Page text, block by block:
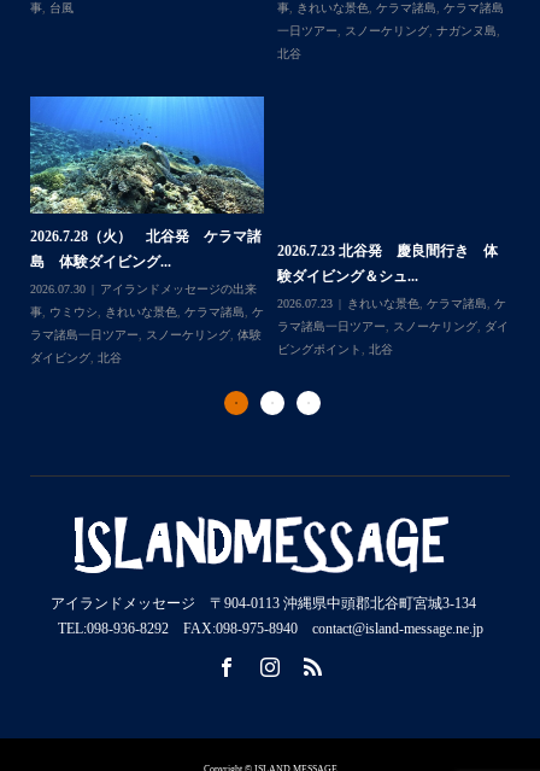
また来年も社員旅行で沖縄へいらっしゃる際は是非ご利用
くださいね！！
Follow on Instagram
事, 台風
事, きれいな景色 ケラマ諸島
ケラマ諸島
一日ツアー
スノーケリング, ナガンヌ島
北谷
2026.7.28（火） 北谷発 ケラマ諸
島 体験ダイビング...
2026.07.30
アイランドメッセージの出来
事, ウミウシ きれいな景色 ケラマ諸島
ケ
ラマ諸島一日ツアー
スノーケリング, 体験
ダイビング, 北谷
2026.7.23 北谷発 慶良間行き 体
験ダイビング＆シュ...
2026.07.23 きれいな景色 ケラマ諸島
ケ
ラマ諸島一日ツアー
スノーケリング,
ダイ
ビングポイント
北谷
アイランドメッセージ 〒904-0113 沖縄県中頭郡北谷町宮城3-134
TEL:098-936-8292 FAX:098-975-8940 contact@island-message.ne.jp